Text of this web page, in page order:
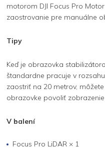
motorom DJI Focus Pro
zaostrovanie pre manuálne
Tipy
Keď je obrazovka
štandardne pracuje v
zaostriť na 20 metrov,
obrazovke povoliť
V balení
Focus Pro LiDAR × 1